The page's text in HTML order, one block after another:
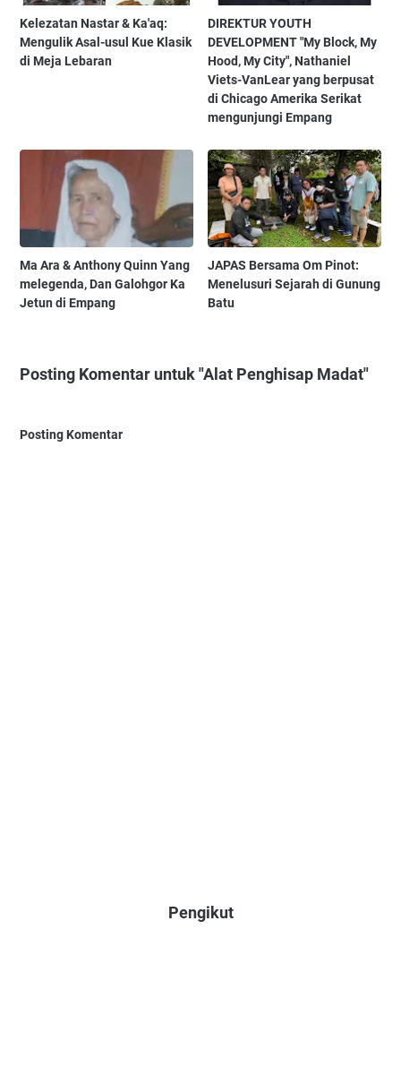
Kelezatan Nastar & Ka'aq:
Mengulik Asal-usul Kue Klasik
di Meja Lebaran
DIREKTUR YOUTH
DEVELOPMENT "My Block, My
Hood, My City", Nathaniel
Viets-VanLear yang berpusat
di Chicago Amerika Serikat
mengunjungi Empang
Ma Ara & Anthony Quinn Yang
melegenda, Dan Galohgor Ka
Jetun di Empang
JAPAS Bersama Om Pinot:
Menelusuri Sejarah di Gunung
Batu
Posting Komentar untuk "Alat Penghisap Madat"
Posting Komentar
Pengikut